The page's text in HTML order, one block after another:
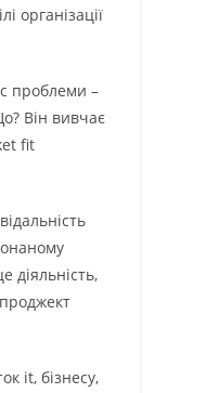
організації
проблеми –
Він вивчає
fit
діяльність,
it, бізнесу,